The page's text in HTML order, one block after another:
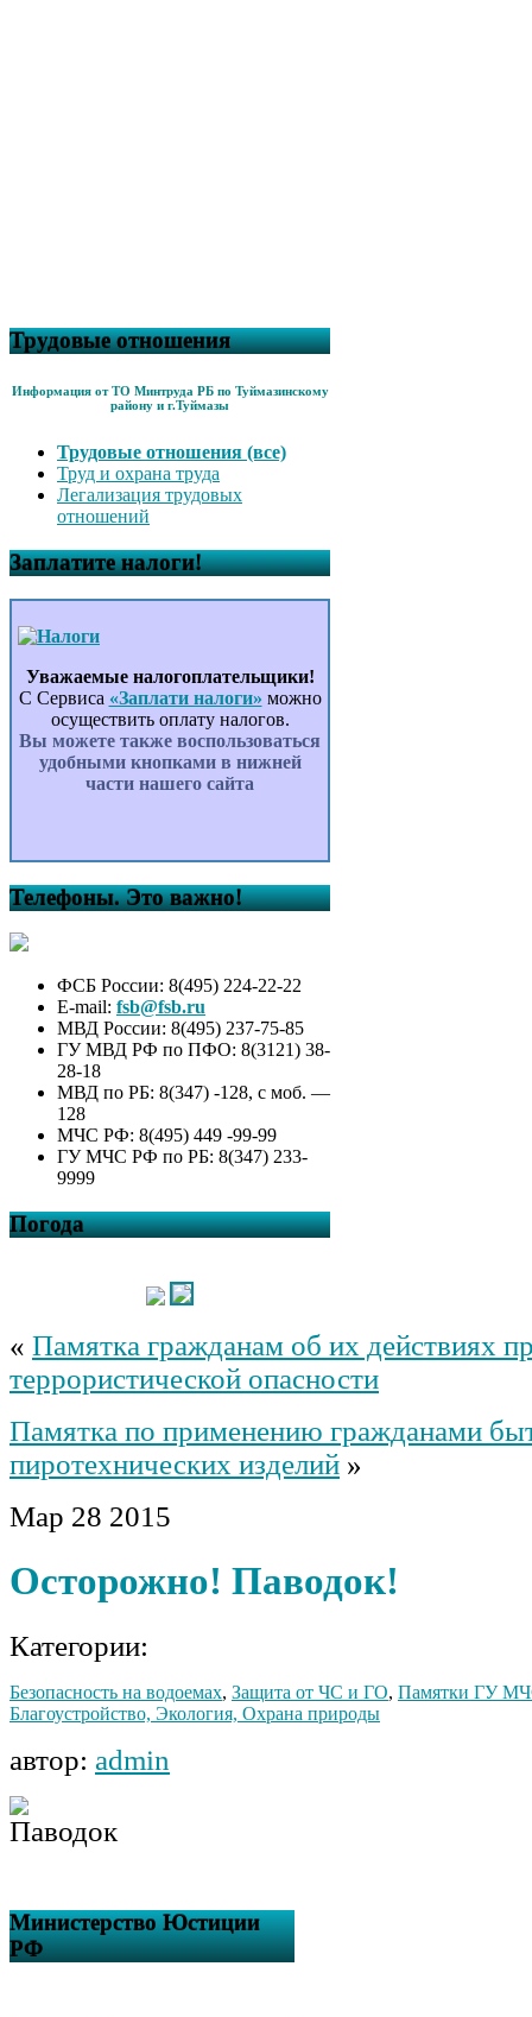
Трудовые отношения
Информация от ТО Минтруда РБ по Туймазинскому
району и г.Туймазы
Трудовые отношения (все)
Труд и охрана труда
Легализация трудовых
отношений
Заплатите налоги!
Уважаемые налогоплательщики!
С Сервиса «Заплати налоги» можно
осуществить оплату налогов.
Вы можете также воспользоваться
удобными кнопками в нижней
части нашего сайта
Телефоны. Это важно!
ФСБ России: 8(495) 224-22-22
E-mail: fsb@fsb.ru
МВД России: 8(495) 237-75-85
ГУ МВД РФ по ПФО: 8(3121) 38-
28-18
МВД по РБ: 8(347) -128, с моб. —
128
МЧС РФ: 8(495) 449 -99-99
ГУ МЧС РФ по РБ: 8(347) 233-
9999
Погода
« Памятка гражданам об их действиях
террористической опасности
Памятка по применению гражданами
пиротехнических изделий »
Мар 28 2015
Осторожно! Паводок!
Категории:
Безопасность на водоемах, Защита от ЧС и ГО, Памятки ГУ
Благоустройство, Экология, Охрана природы
автор: admin
Министерство Юстиции
РФ